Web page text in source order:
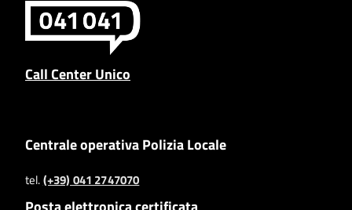
Call Center Unico
Centrale operativa Polizia Locale
tel.(+39) 041 2747070